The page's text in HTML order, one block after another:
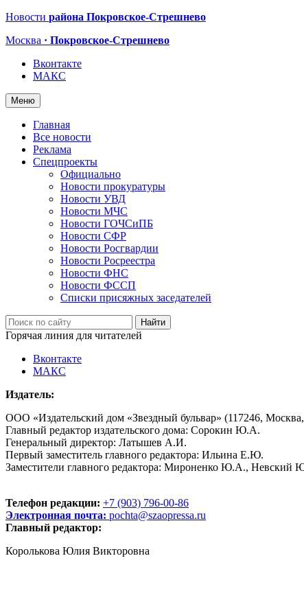
Новости района Покровское-Стрешнево
Москва · Покровское-Стрешнево
Вконтакте
МАКС
Меню
Главная
Все новости
Реклама
Спецпроекты
Официально
Новости прокуратуры
Новости УВД
Новости МЧС
Новости ГОЧСиПБ
Новости СФР
Новости Росгвардии
Новости Росреестра
Новости ФНС
Новости ФССП
Списки присяжных заседателей
Горячая линия для читателей
Вконтакте
МАКС
Издатель:
ООО «Издательский дом «Звездный бульвар» (117246,
Главный редактор издательского дома: Сорокин Ю.А.
Генеральный директор: Латышев А.И.
Первый заместитель главного редактора: Ильина Е.Ю.
Заместители главного редактора: Мироненко Ю.А.,
Телефон редакции: +7 (903) 796-00-86
Электронная почта: pochta@szaopressa.ru
Главный редактор:
Королькова Юлия Викторовна